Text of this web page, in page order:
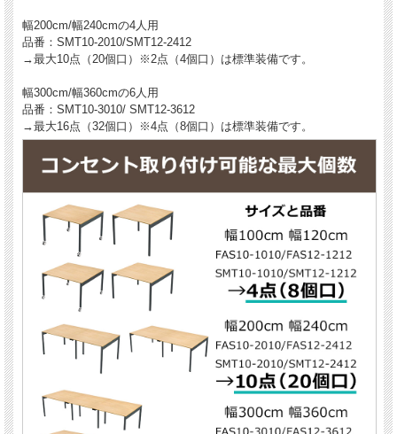
幅200cm/幅240cmの4人用
品番：SMT10-2010/SMT12-2412
→最大10点（20個口）※2点（4個口）は標準装備です。
幅300cm/幅360cmの6人用
品番：SMT10-3010/ SMT12-3612
→最大16点（32個口）※4点（8個口）は標準装備です。